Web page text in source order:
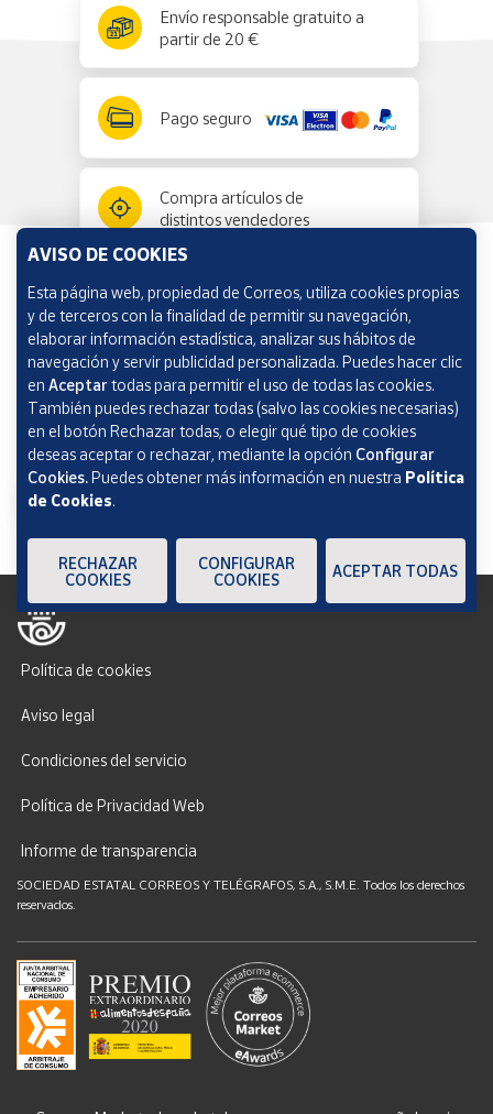
Envío responsable gratuito a
partir de 20 €
Pago seguro
Compra artículos de
distintos vendedores
Información y ayuda
Correos Market
Política de cookies
Aviso legal
Condiciones del servicio
Política de Privacidad Web
Informe de transparencia
SOCIEDAD ESTATAL CORREOS Y TELÉGRAFOS, S.A., S.M.E. Todos los derechos
reservados.
AVISO DE COOKIES
Esta página web, propiedad de Correos, utiliza cookies propias
y de terceros con la finalidad de permitir su navegación,
elaborar información estadística, analizar sus hábitos de
navegación y servir publicidad personalizada. Puedes hacer clic
en Aceptar todas para permitir el uso de todas las cookies.
También puedes rechazar todas (salvo las cookies necesarias)
en el botón Rechazar todas, o elegir qué tipo de cookies
deseas aceptar o rechazar, mediante la opción Configurar
Cookies.Puedes obtener más información en nuestra Política
de Cookies.
RECHAZAR
COOKIES
CONFIGURAR
COOKIES
ACEPTAR TODAS